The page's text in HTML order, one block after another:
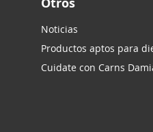
Noticias
Productos aptos para
Cuidate con Carns